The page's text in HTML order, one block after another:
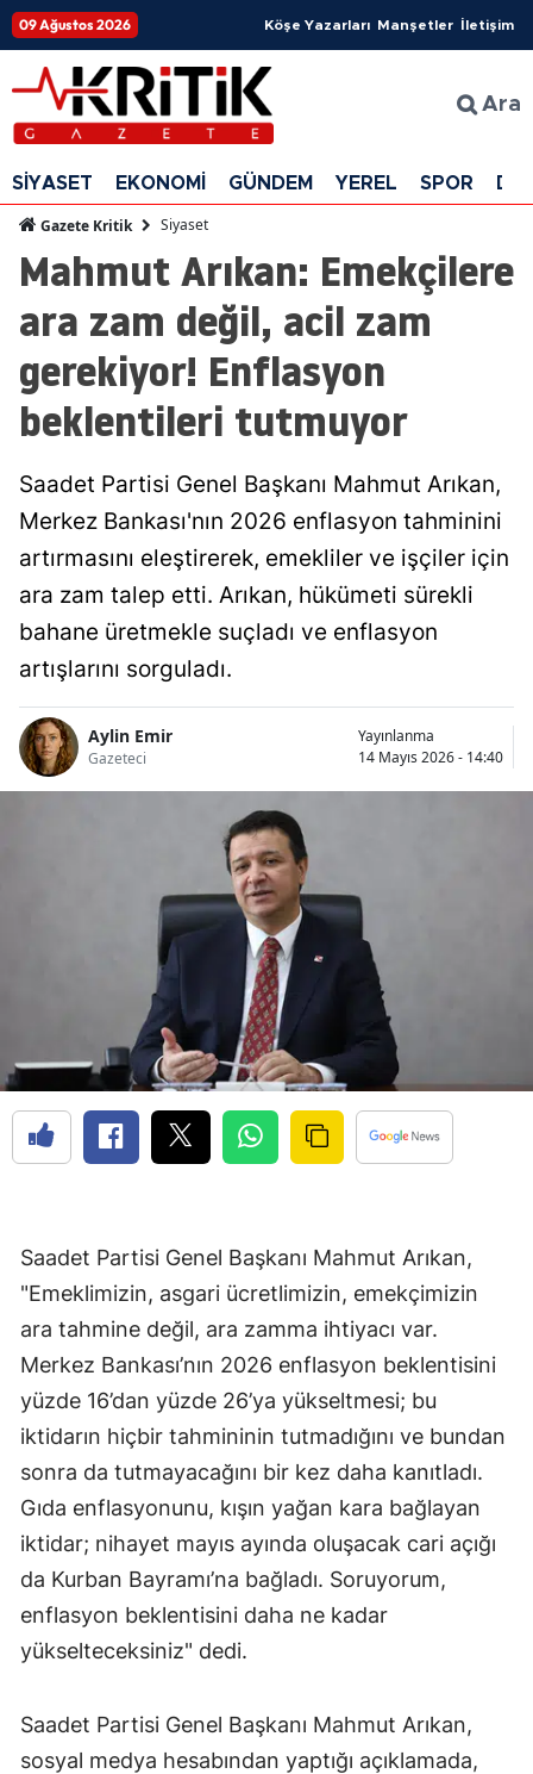
09 Ağustos 2026 Köşe Yazarları Manşetler İletişim
Ara
SİYASET EKONOMİ GÜNDEM YEREL SPOR
Gazete Kritik Siyaset
Mahmut Arıkan: Emekçilere
ara zam değil, acil zam
gerekiyor! Enflasyon
beklentileri tutmuyor
Saadet Partisi Genel Başkanı Mahmut Arıkan,
Merkez Bankası'nın 2026 enflasyon tahminini
artırmasını eleştirerek, emekliler ve işçiler için
ara zam talep etti. Arıkan, hükümeti sürekli
bahane üretmekle suçladı ve enflasyon
artışlarını sorguladı.
Aylin Emir
Gazeteci
Yayınlanma
14 Mayıs 2026 - 14:40
Saadet Partisi Genel Başkanı Mahmut Arıkan,
"Emeklimizin, asgari ücretlimizin, emekçimizin
ara tahmine değil, ara zamma ihtiyacı var.
Merkez Bankası’nın 2026 enflasyon beklentisini
yüzde 16’dan yüzde 26’ya yükseltmesi; bu
iktidarın hiçbir tahmininin tutmadığını ve bundan
sonra da tutmayacağını bir kez daha kanıtladı.
Gıda enflasyonunu, kışın yağan kara bağlayan
iktidar; nihayet mayıs ayında oluşacak cari açığı
da Kurban Bayramı’na bağladı. Soruyorum,
enflasyon beklentisini daha ne kadar
yükselteceksiniz" dedi.
Saadet Partisi Genel Başkanı Mahmut Arıkan,
sosyal medya hesabından yaptığı açıklamada,